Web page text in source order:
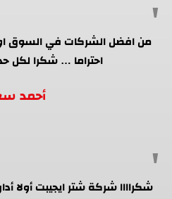
من افضل الشركات في السوق او
احتراما … شكرا لكل
أحمد
شكراااا شركة شتر ايجيبت أولا